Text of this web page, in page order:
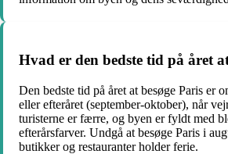
Hvad er den bedste tid på året
Den bedste tid på året at besøge Paris er
eller efteråret (september-oktober), når
turisterne er færre, og byen er fyldt med
efterårsfarver. Undgå at besøge Paris i
butikker og restauranter holder ferie.